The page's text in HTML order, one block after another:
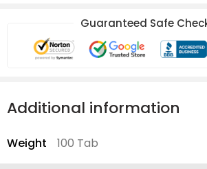
Guaranteed Safe
Additional information
Weight 100 Tab